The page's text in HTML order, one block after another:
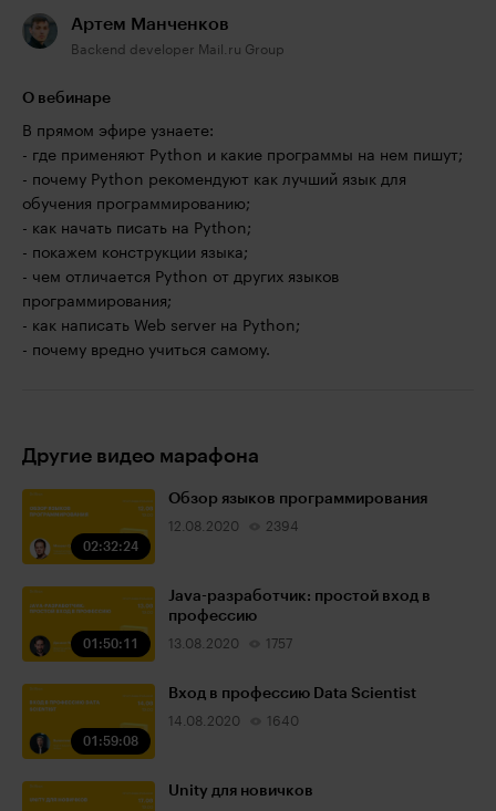
Артем Манченков
Backend developer Mail.ru Group
О вебинаре
В прямом эфире узнаете:
- где применяют Python и какие программы на нем пишут;
- почему Python рекомендуют как лучший язык для
обучения программированию;
- как начать писать на Python;
- покажем конструкции языка;
- чем отличается Python от других языков
программирования;
- как написать Web server на Python;
- почему вредно учиться самому.
Другие видео марафона
02:32:24
Обзор языков программирования
12.08.2020 2394
01:50:11
Java-разработчик: простой вход в
профессию
13.08.2020 1757
01:59:08
Вход в профессию Data Scientist
14.08.2020 1640
Unity для новичков